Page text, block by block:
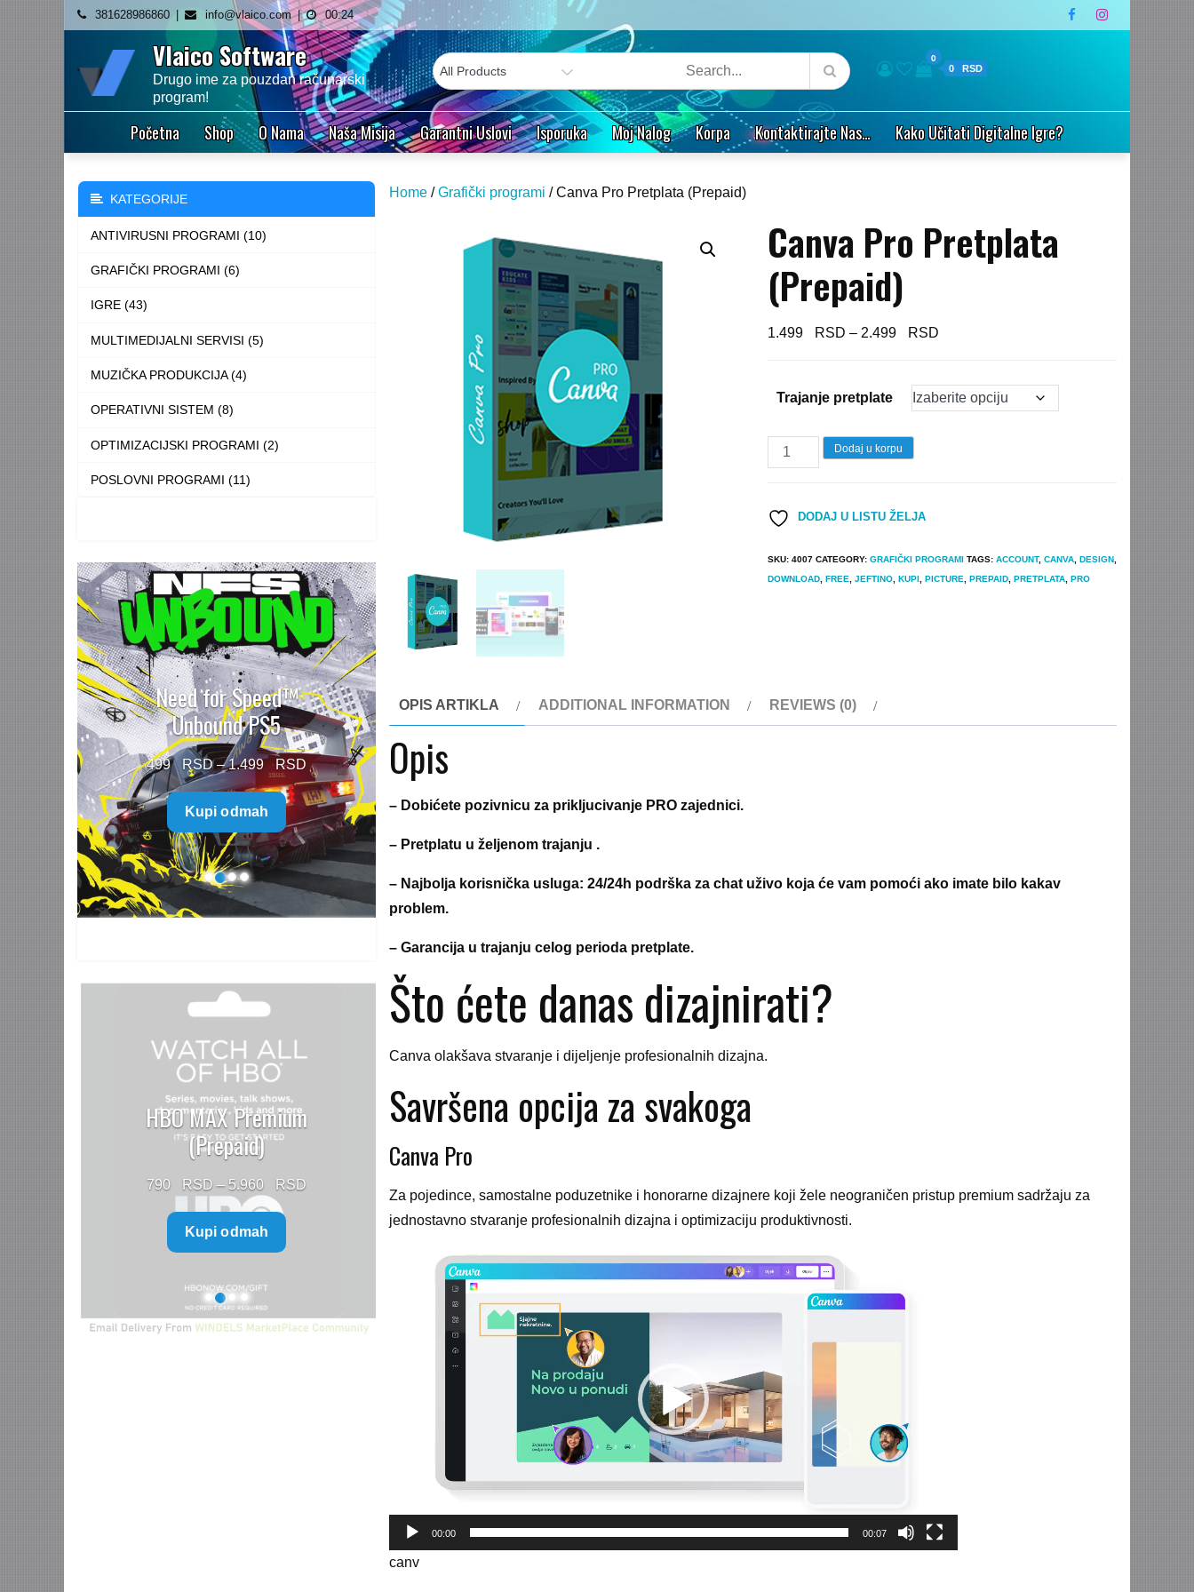
Skip
content
381628986860 info@vlaico.com 00:24
Vlaico Software
Drugo ime za pouzdan računarski
program!
0
0
Početna Shop O Nama Naša Misija Garantni Uslovi Isporuka Moj Nalog Korpa Kontaktirajte Nas… Kako Učitati Digitalne Igre?
Home /Grafički programi / Canva Pro Pretplata (Prepaid)
Canva Pro Pretplata
(Prepaid)
1.499 – 2.499
Price
1.499 $
through
Trajanje pretplate
Canva
Pro
(Prepaid)
Dodaj u korpu
DODAJ U LISTU ŽELJA
SKU: 4007 CATEGORY: GRAFIČKI PROGRAMI TAGS: ACCOUNT, CANVA, DESIGN,
DOWNLOAD, FREE JEFTINO, KUPI, PICTURE PREPAID, PRETPLATA, PRO
OPIS ARTIKLA ADDITIONAL INFORMATION REVIEWS (0)
Opis
– Dobićete pozivnicu za prikljucivanje PRO zajednici.
– Pretplatu u željenom trajanju .
– Najbolja korisnička usluga: 24/24h podrška za chat uživo koja će vam pomoći ako imate bilo kakav
problem.
– Garancija u trajanju celog perioda pretplate.
Što ćete danas dizajnirati?
Canva olakšava stvaranje i dijeljenje profesionalnih dizajna.
Savršena opcija za svakoga
Canva Pro
Za pojedince, samostalne poduzetnike i honorarne dizajnere koji žele neograničen pristup premium sadržaju za
jednostavno stvaranje profesionalnih dizajna i optimizaciju produktivnosti.
00:00 00:07
canv
KATEGORIJE
ANTIVIRUSNI PROGRAMI (10)
GRAFIČKI PROGRAMI (6)
IGRE (43)
MULTIMEDIJALNI SERVISI (5)
MUZIČKA PRODUKCIJA (4)
OPERATIVNI SISTEM (8)
OPTIMIZACIJSKI PROGRAMI (2)
POSLOVNI PROGRAMI (11)
Need for Speed™
Unbound PS5
499 – 1.499
Price
range:
499 $
through
1.499 $
Kupi odmah
HBO MAX Premium
(Prepaid)
790 – 5.960
Kupi odmah